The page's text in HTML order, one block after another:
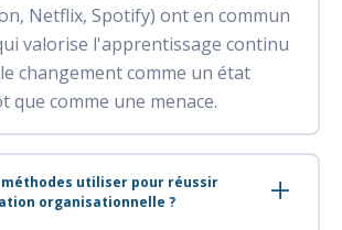
Netflix, Spotify) ont en commun
valorise l'apprentissage continu
changement comme un état
que comme une menace.
utiliser pour réussir
organisationnelle ?